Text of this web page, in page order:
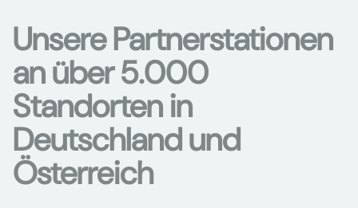
Unsere Partnerstationen
an über 5.000
Standorten in
Deutschland und
Österreich